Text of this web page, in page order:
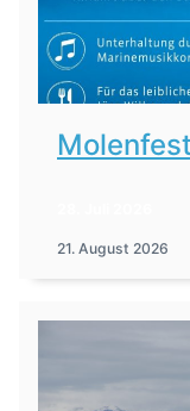
21. August 2026